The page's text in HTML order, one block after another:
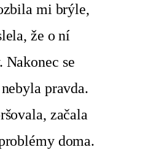
mi brýle,
že o ní
Nakonec se
pravda.
začala
doma.